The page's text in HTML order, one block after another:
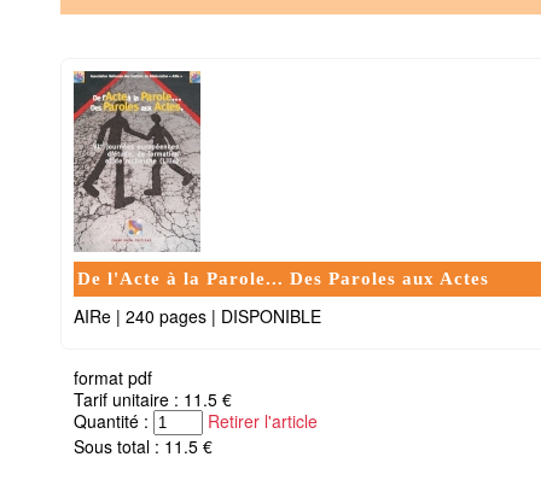
De l'Acte à la Parole... Des Paroles aux Actes
AIRe | 240 pages | DISPONIBLE
format pdf
Tarif unitaire : 11.5 €
Quantité :
Retirer l'article
Sous total : 11.5 €